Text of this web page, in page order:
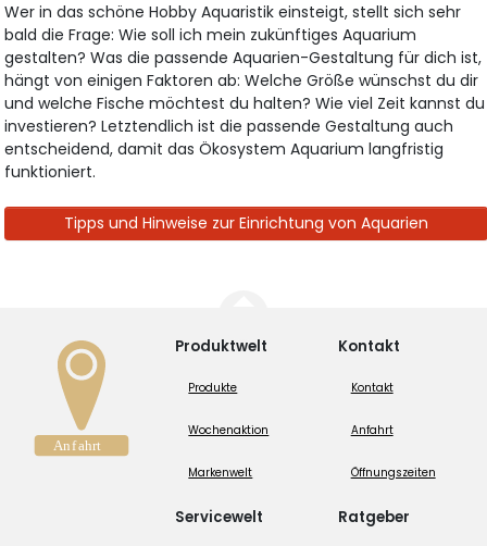
Wer in das schöne Hobby Aquaristik einsteigt, stellt sich sehr
bald die Frage: Wie soll ich mein zukünftiges Aquarium
gestalten? Was die passende Aquarien-Gestaltung für dich ist,
hängt von einigen Faktoren ab: Welche Größe wünschst du dir
und welche Fische möchtest du halten? Wie viel Zeit kannst du
investieren? Letztendlich ist die passende Gestaltung auch
entscheidend, damit das Ökosystem Aquarium langfristig
funktioniert.
Tipps und Hinweise zur Einrichtung von Aquarien
Produktwelt
Produkte
Wochenaktion
Markenwelt
Servicewelt
Kontakt
Kontakt
Anfahrt
Öffnungszeiten
Ratgeber